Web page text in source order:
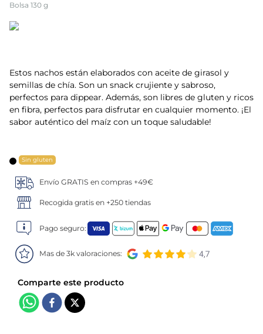
Bolsa 130 g
Estos nachos están elaborados con aceite de girasol y
semillas de chía. Son un snack crujiente y sabroso,
perfectos para dippear. Además, son libres de gluten y ricos
en fibra, perfectos para disfrutar en cualquier momento. ¡El
sabor auténtico del maíz con un toque saludable!
Sin gluten
Envío GRATIS en compras +49€
Recogida gratis en +250 tiendas
Pago seguro:
Mas de 3k valoraciones:
3. patatas
verduras
6. croquetas
7. canelones
gambon
9. sushi
10. listísimos